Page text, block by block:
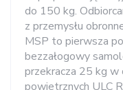
do 150 kg.
z przemysłu
MSP to pierwsza
bezzałogowy
przekracza 25 kg
powietrznych ULC